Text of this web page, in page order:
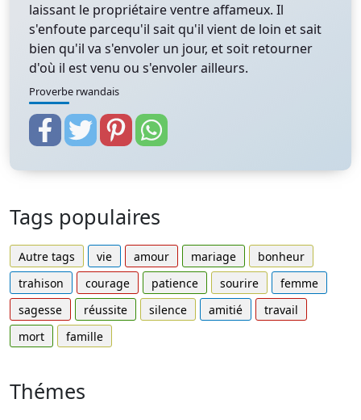
laissant le propriétaire ventre affameux. Il
s'enfoute parcequ'il sait qu'il vient de loin et sait
bien qu'il va s'envoler un jour, et soit retourner
d'où il est venu ou s'envoler ailleurs.
Proverbe rwandais
Tags populaires
Autre tags vie amour mariage
bonheur
trahison
courage patience sourire
femme
sagesse
réussite silence amitié
travail
mort
famille
Thémes